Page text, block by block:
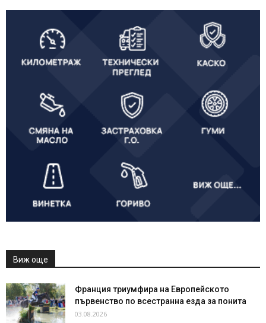
Виж още
Франция триумфира на Европейското
първенство по всестранна езда за понита
03.08.2026